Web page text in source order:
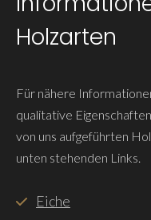
Holzarten
Für nähere
qualitative
von uns aufgeführten
unten stehenden Links.
Eiche